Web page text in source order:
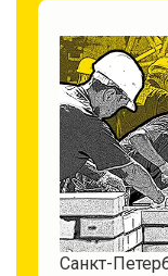
Санкт-